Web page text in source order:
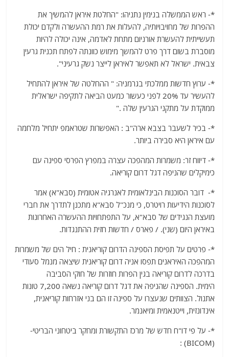
*- ראש הממשלה בנימין נתניהו: "החלטת איראן להמשיך את
ההפרות של מחויבויותיה, להעלות את רמת ההעשרה ולקדם יכולת
תעשייתית להעשרת אורניום מתחת לאדמה, אינה יכולה להיות
מוסברת בשום דרך פרט להמשך מימוש כוונתה לפתח תכנית גרעין
צבאית. ישראל לא תאפשר לאיראן לייצר נשק גרעיני".
*- ערוץ חדשות ממלכתי בגרמניה: " ההחלטה של איראן להתחיל
להעשיר עד 20% לפני כעשור כמעט הביאה לתקיפה ישראלית
ממוקדת על מתקני הגרעין שלה ."
*- בכיר לשעבר בצבא ארה"ב : האפשרות שטראמפ יתחיל מלחמה
עם איראן היא סבירה ביותר.
*- דיווח זר: משמרות המהפכה עצרה במפרץ הפרסי ספינה עם
כימיקלים שהניפה דגל דרום קוריאה.
*- דובר הסוכנות הבינלאומית לאנרגיה אטומית (סבא"א) אמר
לסוכנות הידיעות רויטרס, כי מנכ"ל סבא"א מתכנן לתדרך את חברי
מועצת הנגידים של סבא"א, על התפתחויות ההעשרה האחרונות
באיראן היום (שני). / פארס / חדשות חזית ההתנגדות.
*- פרטים על תפיסת הספינה הדרום קוריאנית : חיל הים של משמרות
המהפכה האיראנים תפסו אניה דרום קוריאנית שיצאה מנמל סעודי
בדרכה לדרום קוריאה בגין הפרות חוזרות של חוקי הסביבה
הימית. הספינה שהניפה את דגל דרום קוריאה נשאה 7,200 טונות
אתנול. הצוותים שנעצרו על ספינה זו הם בני אזרחות קוריאנית,
אינדונזית, וייטנאמית ומיאנמר.
*- על פי דו"ח חדש של מרכז התקשורת ומחקר ביטחוני הבריטי-
(BICOM) :